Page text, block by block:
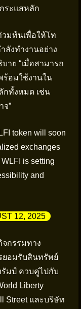
ระแสหลัก
วมท้นเพื่อให้โท
ลังทำงานอย่าง
าย “เมื่อสามารถ
ร้อมใช้งานใน
กทั้งหมด เช่น
จ”
token will soon
exchanges
is setting
and
12, 2025
กรรมทาง
ยอมรับสินทรัพย์
มป์ ควบคู่ไปกับ
Liberty
Street และบริษัท